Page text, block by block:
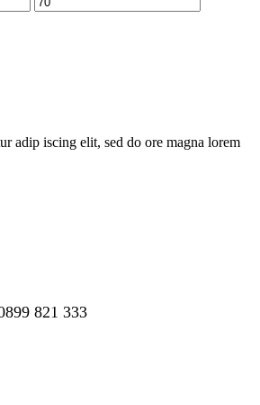
цена
adip iscing elit, sed do ore magna lorem
821 333